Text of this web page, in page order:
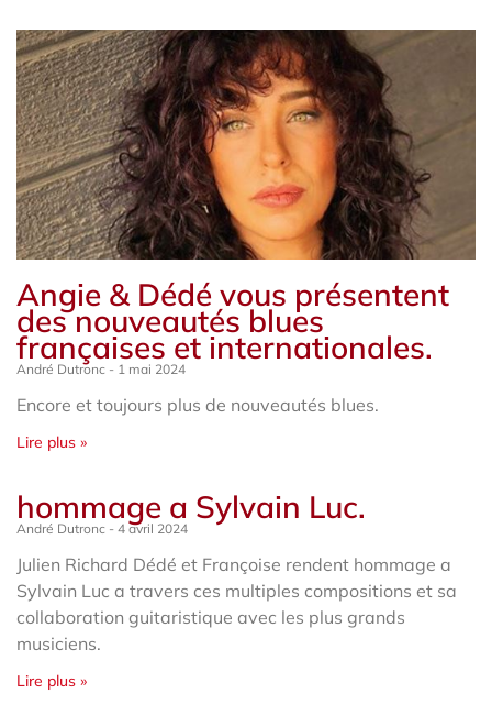
Angie & Dédé vous présentent
des nouveautés blues
françaises et internationales.
André Dutronc 1 mai 2024
Encore et toujours plus de nouveautés blues.
Lire plus »
hommage a Sylvain Luc.
André Dutronc 4 avril 2024
Julien Richard Dédé et Françoise rendent hommage a
Sylvain Luc a travers ces multiples compositions et sa
collaboration guitaristique avec les plus grands
musiciens.
Lire plus »